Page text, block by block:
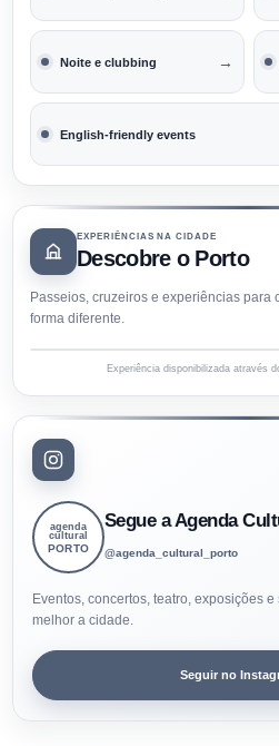
Noite e clubbing →
English-friendly events
EXPERIÊNCIAS NA CIDADE
Descobre o Porto
Passeios, cruzeiros e experiências para
forma diferente.
Experiência disponibilizada através
agenda
cultural
PORTO
Segue a Agenda
@agenda_cultural_porto
Eventos, concertos, teatro, exposições
melhor a cidade.
Seguir no